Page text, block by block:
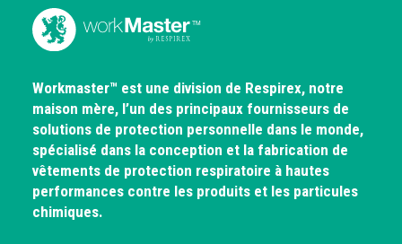
Workmaster™ est une division de Respirex, notre
maison mère, l’un des principaux fournisseurs de
solutions de protection personnelle dans le monde,
spécialisé dans la conception et la fabrication de
vêtements de protection respiratoire à hautes
performances contre les produits et les particules
chimiques.